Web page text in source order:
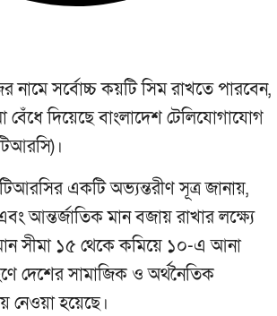
নামে সর্বোচ্চ কয়টি সিম রাখতে পারবেন,
বেঁধে দিয়েছে বাংলাদেশ টেলিযোগাযোগ
একটি অভ্যন্তরীণ সূত্র জানায়,
আন্তর্জাতিক মান বজায় রাখার লক্ষ্যে
সীমা ১৫ থেকে কমিয়ে ১০-এ আনা
দেশের সামাজিক ও অর্থনৈতিক
নেওয়া হয়েছে।